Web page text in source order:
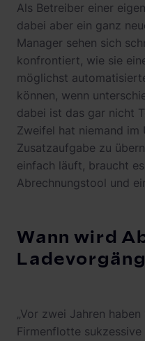
Als Betreiber einer
dabei aber ein ganz
Manager sehen sich
konfrontiert, wie sie
möglichst
können, wenn
dabei ist das gar nicht
Zweifel hat niemand im
Zusatzaufgabe zu
einfach läuft, braucht
Abrechnungstool und
Wann wird
„Vor zwei Jahren
Firmenflotte